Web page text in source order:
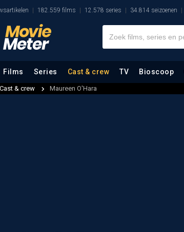
182.559 films 12.578 series 34.814 seizoenen
Films Series Cast & crew TV Bioscoop
Cast & crew Maureen O'Hara